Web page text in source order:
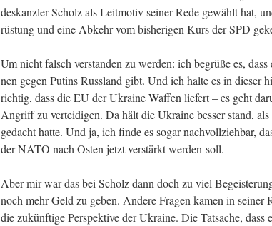
des­kanz­ler Scholz als Leit­mo­tiv sei­ner Rede gewählt hat,
rüs­tung und eine Abkehr vom bis­he­ri­gen Kurs der SPD
Um nicht falsch ver­stan­den zu wer­den: ich begrü­ße es,
nen gegen Putins Russ­land gibt. Und ich hal­te es in die­ser
rich­tig, dass die EU der Ukrai­ne Waf­fen lie­fert – es geht
Angriff zu ver­tei­di­gen. Da hält die Ukrai­ne bes­ser stand,
gedacht hat­te. Und ja, ich fin­de es sogar nach­voll­zieh­bar,
der NATO nach Osten jetzt ver­stärkt wer­den soll.
Aber mir war das bei Scholz dann doch zu viel
noch mehr Geld zu geben. Ande­re Fra­gen kamen in sei­ner
die zukünf­ti­ge Per­spek­ti­ve der Ukrai­ne. Die Tat­sa­che, dass